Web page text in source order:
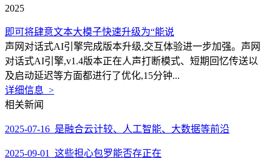
2025
即可将肆意文本大模子快速升级为“能说
声网对话式AI引擎完成版本升级,交互体验进一步加强。声网
对话式AI引擎,v1.4版本正在人声打断模式、短期回忆传送以
及启动延迟等方面都进行了优化,15分钟...
详细信息 >
相关新闻
2025-07-16 是融合云计较、人工智能、大数据等前沿
2025-09-01 这些担心包罗能否存正在